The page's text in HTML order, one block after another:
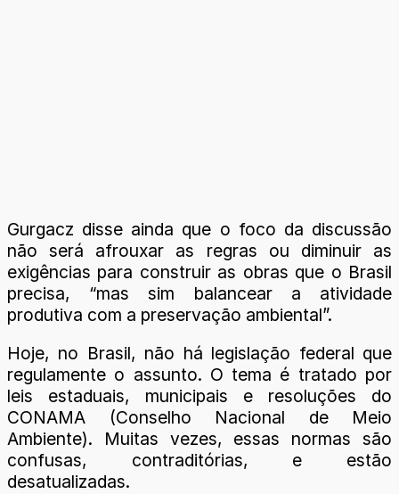
Gurgacz disse ainda que o foco da discussão
não será afrouxar as regras ou diminuir as
exigências para construir as obras que o Brasil
precisa, “mas sim balancear a atividade
produtiva com a preservação ambiental”.
Hoje, no Brasil, não há legislação federal que
regulamente o assunto. O tema é tratado por
leis estaduais, municipais e resoluções do
CONAMA (Conselho Nacional de Meio
Ambiente). Muitas vezes, essas normas são
confusas, contraditórias, e estão
desatualizadas.